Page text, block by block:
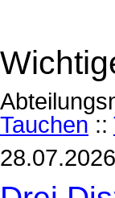
Tauchen ::